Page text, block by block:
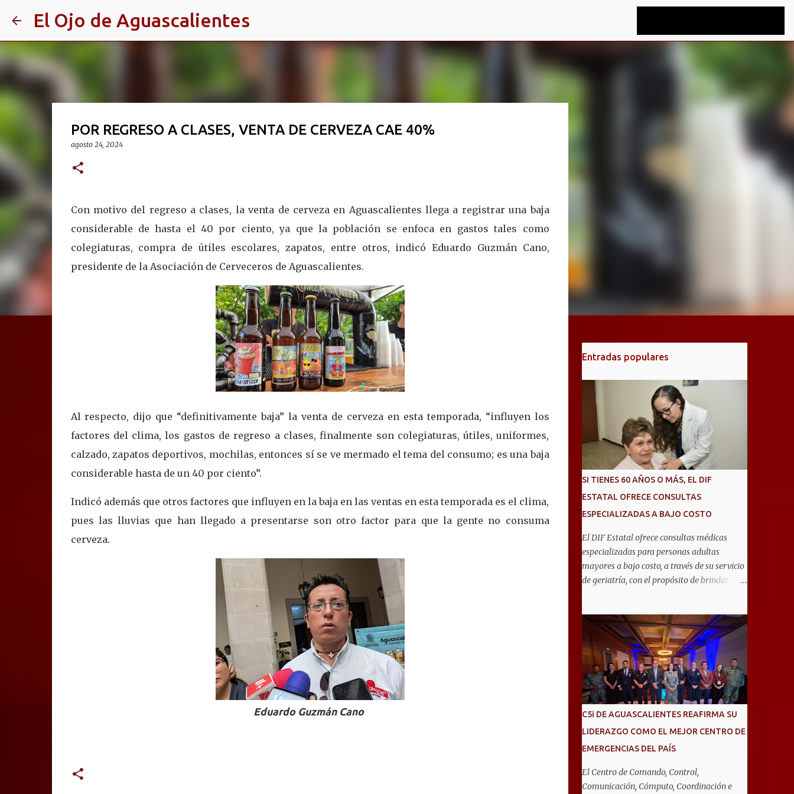
El Ojo de Aguascalientes
POR REGRESO A CLASES, VENTA DE CERVEZA CAE 40%
agosto 24, 2024
Con motivo del regreso a clases, la venta de cerveza en Aguascalientes llega a registrar una baja
considerable de hasta el 40 por ciento, ya que la población se enfoca en gastos tales como
colegiaturas, compra de útiles escolares, zapatos, entre otros, indicó Eduardo Guzmán Cano,
presidente de la Asociación de Cerveceros de Aguascalientes.
Al respecto, dijo que “definitivamente baja” la venta de cerveza en esta temporada, “influyen los
factores del clima, los gastos de regreso a clases, finalmente son colegiaturas, útiles, uniformes,
calzado, zapatos deportivos, mochilas, entonces sí se ve mermado el tema del consumo; es una baja
considerable hasta de un 40 por ciento”.
Indicó además que otros factores que influyen en la baja en las ventas en esta temporada es el clima,
pues las lluvias que han llegado a presentarse son otro factor para que la gente no consuma
cerveza.
Eduardo Guzmán Cano
Entradas populares
SI TIENES 60 AÑOS O MÁS, EL DIF
ESTATAL OFRECE CONSULTAS
ESPECIALIZADAS A BAJO COSTO
El DIF Estatal ofrece consultas médicas
especializadas para personas adultas
mayores a bajo costo, a través de su servicio
de geriatría, con el propósito de brindar
calidad de vida. Aurora Jiménez Esquivel,
primera voluntaria y presidenta del DIF
Estatal, informó que la consulta de geriatría
se enfoca fundamentalmente en la
prevención, el diagnóstico y tratamiento de
las enfermedades más comunes en las
personas mayores de 60 años, como
alzhéimer, entre otros padecimientos.
"Nuestros adultos mayores son el corazón
respeto, cuidado y reconocimiento; por eso,
C5i DE AGUASCALIENTES REAFIRMA SU
LIDERAZGO COMO EL MEJOR CENTRO DE
EMERGENCIAS DEL PAÍS
El Centro de Comando, Control,
Comunicación, Cómputo, Coordinación e